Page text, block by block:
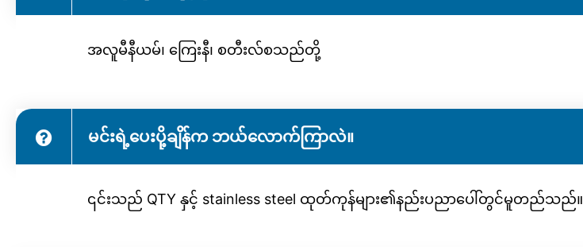
အလူမီနီယမ်၊ ကြေးနီ၊ စတီးလ်စသည်တို့
မင်းရဲ့ပေးပို့ချိန်က ဘယ်လောက်ကြာလဲ။
၎င်းသည် QTY နှင့် stainless steel ထုတ်ကုန်များ၏နည်းပညာပေါ်တွင်မူတည်သည်။